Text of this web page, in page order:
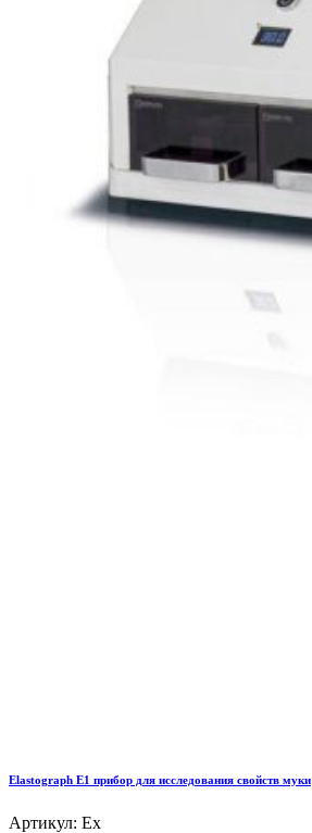
Elastograph E1 прибор для исследования свойств муки
Артикул: Ex